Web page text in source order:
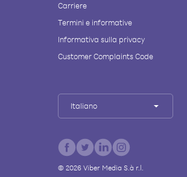
Carriere
Termini e informative
Informativa sulla privacy
Customer Complaints Code
Italiano
© 2026Viber Media S.à r.l.